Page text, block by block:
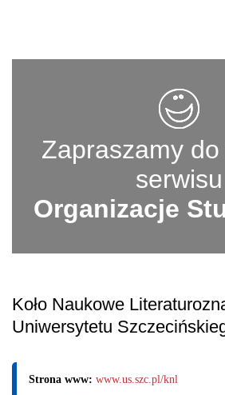
Zapraszamy
serwisu
Organizacje
Koło Naukowe
Uniwersytetu
Strona www: www.us.szc.pl/knl